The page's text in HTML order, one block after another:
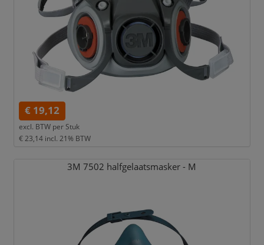
€ 19,12
excl. BTW per Stuk
€ 23,14 incl. 21% BTW
3M 7502 halfgelaatsmasker - M